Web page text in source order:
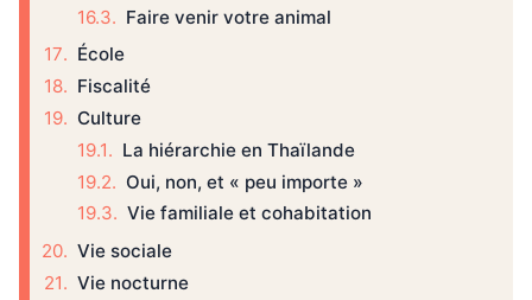
Faire venir votre animal
École
Fiscalité
Culture
La hiérarchie en Thaïlande
Oui, non, et « peu importe »
Vie familiale et cohabitation
Vie sociale
Vie nocturne